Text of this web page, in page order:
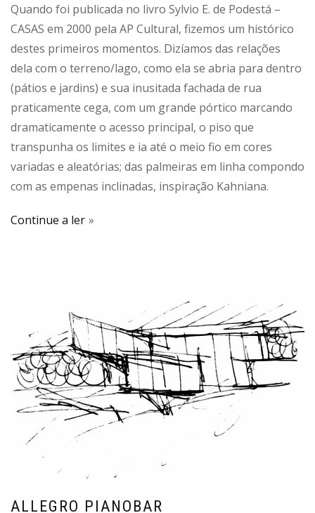
Quando foi publicada no livro Sylvio E. de Podestá –
CASAS em 2000 pela AP Cultural, fizemos um histórico
destes primeiros momentos. Dizíamos das relações
dela com o terreno/lago, como ela se abria para dentro
(pátios e jardins) e sua inusitada fachada de rua
praticamente cega, com um grande pórtico marcando
dramaticamente o acesso principal, o piso que
transpunha os limites e ia até o meio fio em cores
variadas e aleatórias; das palmeiras em linha compondo
com as empenas inclinadas, inspiração Kahniana.
Continue a ler
ALLEGRO PIANOBAR